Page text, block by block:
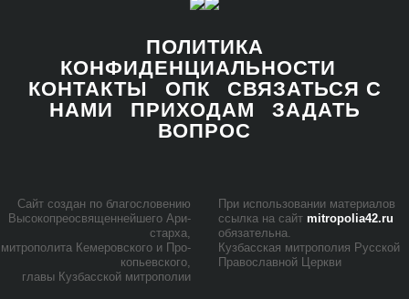
ПОЛИТИКА
КОНФИДЕНЦИАЛЬНОСТИ
КОНТАКТЫ
ОПК
СВЯЗАТЬСЯ С
НАМИ
ПРИХОДАМ
ЗАДАТЬ
ВОПРОС
Сайт со­здан по бла­го­сло­ве­нию
Вы­со­ко­прео­свя­щен­ней­ше­го Ари­
стар­ха,
мит­ро­по­ли­та Ке­ме­ров­ско­го и Про­
ко­пьев­ско­го,
гла­вы Куз­бас­ской мит­ро­по­лии
При ис­поль­зо­ва­нии ма­те­ри­а­лов
ссыл­ка на сайт mitropolia42.ru
обя­за­тель­на.
Куз­бас­ская мит­ро­по­лия Рус­ской
Пра­во­слав­ной Церк­ви